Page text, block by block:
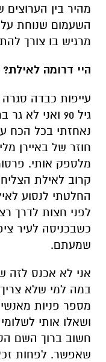
מהיר בין הערוצים
השעמום שנוחת
מרגיש בו צורך
היי דרומה לאילת?
עייפות כבדה
גיל 90 ואני
נאחזתי בכל הכח
חוזר של באיירן
מלספק אותי.
קרוב לאילת
החלטתי לנסוע
לפני חצות לדרך
כשבכניסה לעיר
שמעתם.
אני לא אכנס לזה
במה למי שלא
מספר פניות
ושאלו אותי
חשוב ברוך השם
שאפשר. לפחות